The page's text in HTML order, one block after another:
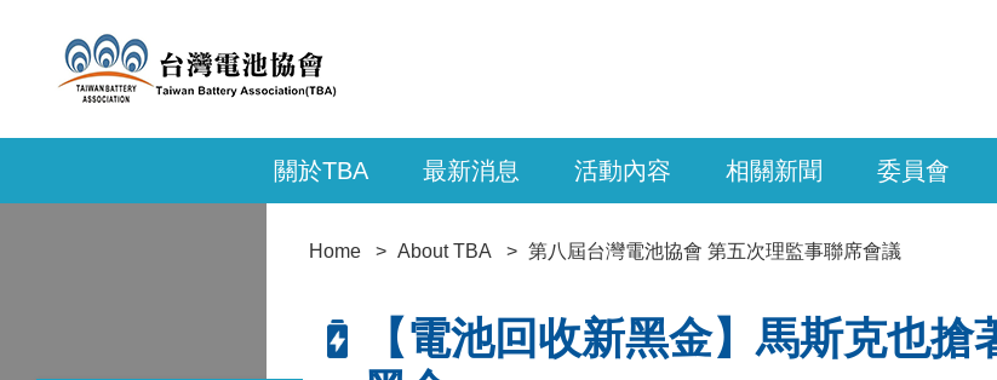
關於TBA 最新消息 活動內容 相關新聞 委員會
Home About TBA 第八屆台灣電池協會 第五次理監事聯席會議
【電池回收新黑金】馬斯克也